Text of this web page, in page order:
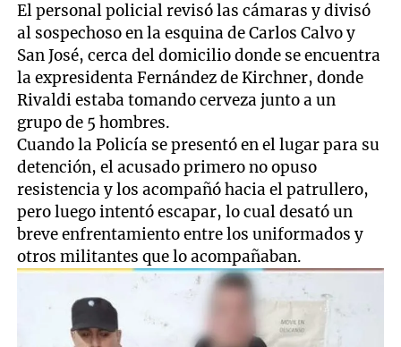
El personal policial revisó las cámaras y divisó
al sospechoso en la esquina de Carlos Calvo y
San José, cerca del domicilio donde se encuentra
la expresidenta Fernández de Kirchner, donde
Rivaldi estaba tomando cerveza junto a un
grupo de 5 hombres.
Cuando la Policía se presentó en el lugar para su
detención, el acusado primero no opuso
resistencia y los acompañó hacia el patrullero,
pero luego intentó escapar, lo cual desató un
breve enfrentamiento entre los uniformados y
otros militantes que lo acompañaban.